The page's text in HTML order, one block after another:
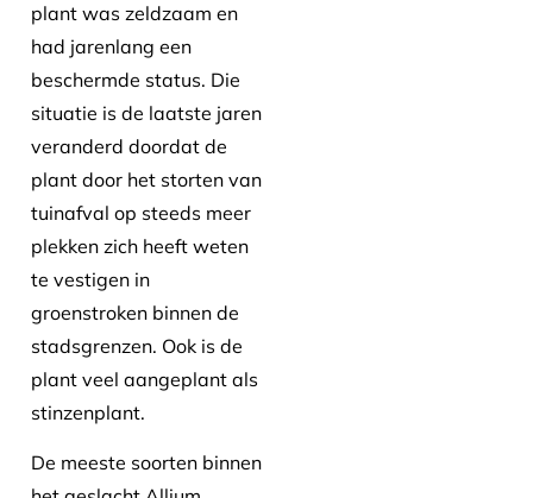
plant was zeldzaam en
had jarenlang een
beschermde status. Die
situatie is de laatste jaren
veranderd doordat de
plant door het storten van
tuinafval op steeds meer
plekken zich heeft weten
te vestigen in
groenstroken binnen de
stadsgrenzen. Ook is de
plant veel aangeplant als
stinzenplant.
De meeste soorten binnen